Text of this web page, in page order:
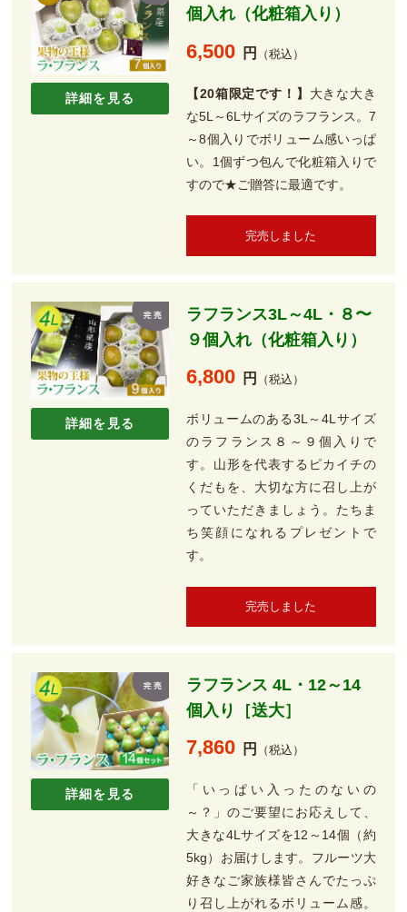
詳細を見る
個入れ（化粧箱入り）
6,500 円 （税込）
【20箱限定です！】 大きな大き
な5L～6Lサイズのラフランス。7
～8個入りでボリューム感いっぱ
い。1個ずつ包んで化粧箱入りで
すので★ご贈答に最適です。
完売しました
詳細を見る
ラフランス3L～4L・８〜
９個入れ（化粧箱入り）
6,800 円 （税込）
ボリュームのある3L～4Lサイズ
のラフランス８～９個入りで
す。山形を代表するピカイチの
くだもを、大切な方に召し上が
っていただきましょう。たちま
ち笑顔になれるプレゼントで
す。
完売しました
詳細を見る
ラフランス 4L・12～14
個入り［送大］
7,860 円 （税込）
「いっぱい入ったのないの
～？」のご要望にお応えして、
大きな4Lサイズを12～14個（約
5kg）お届けします。フルーツ大
好きなご家族様皆さんでたっぷ
り召し上がれるボリューム感。